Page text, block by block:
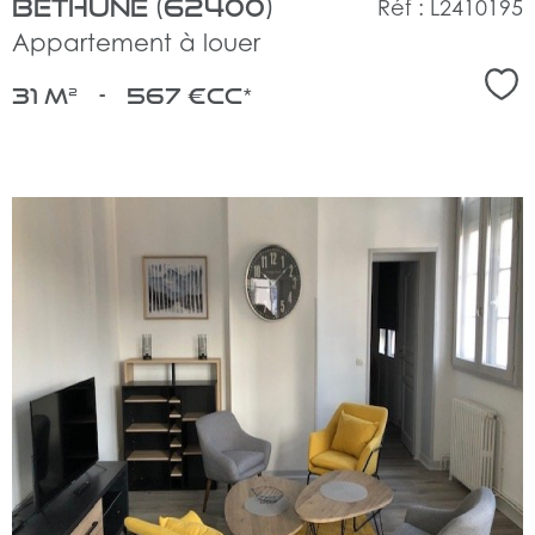
Béthune (62400)
Appartement à louer
Réf : L2410195
31 m² - 567 €CC*
voir
bien